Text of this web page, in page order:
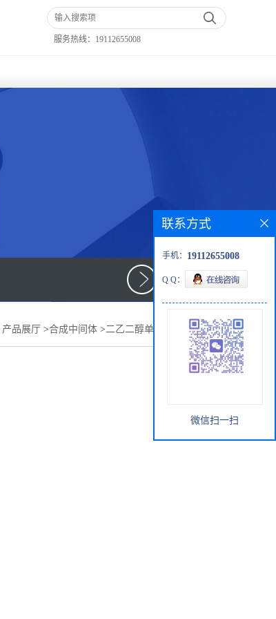
服务热线： 19112655008
产品展厅 >合成中间体 > 二乙二醇单硬脂酸酯DEGMS
联系方式
手机： 19112655008
Q Q：
微信扫一扫